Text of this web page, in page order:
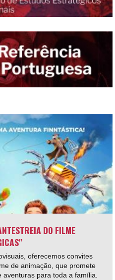
DO FILME
oferecemos convites
de animação, que promete
aventuras para toda a família.